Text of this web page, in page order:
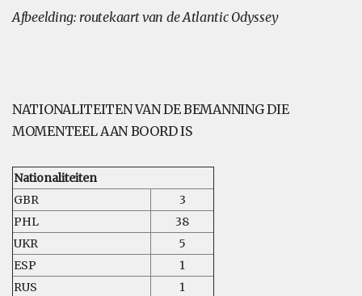
Afbeelding: routekaart van de Atlantic Odyssey
NATIONALITEITEN VAN DE BEMANNING DIE
MOMENTEEL AAN BOORD IS
Nationaliteiten
GBR
3
PHL
38
UKR
5
ESP
1
RUS
1